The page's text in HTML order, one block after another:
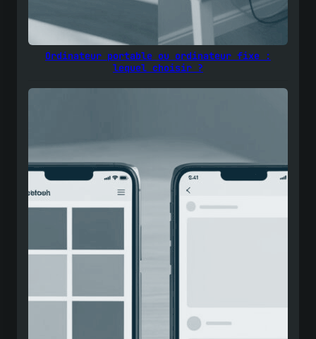
Ordinateur portable ou ordinateur fixe :
lequel choisir ?